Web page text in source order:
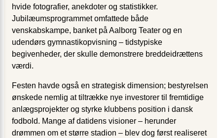
hvide fotografier, anekdoter og statistikker.
Jubilæumsprogrammet omfattede både
venskabskampe, banket på Aalborg Teater og en
udendørs gymnastikopvisning – tidstypiske
begivenheder, der skulle demonstrere breddeidrættens
værdi.
Festen havde også en strategisk dimension; bestyrelsen
ønskede nemlig at tiltrække nye investorer til fremtidige
anlægsprojekter og styrke klubbens position i dansk
fodbold. Mange af datidens visioner – herunder
drømmen om et større stadion – blev dog først realiseret